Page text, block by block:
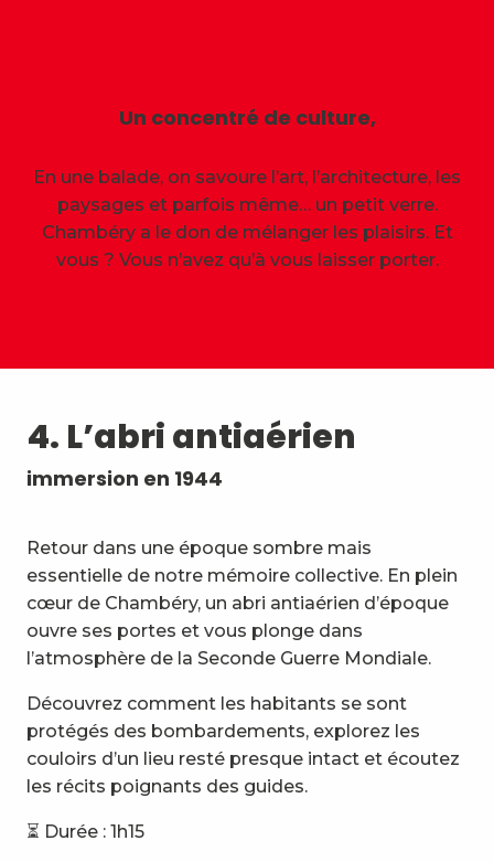
Un concentré de culture,
En une balade, on savoure l’art, l’architecture, les
paysages et parfois même… un petit verre.
Chambéry a le don de mélanger les plaisirs. Et
vous ? Vous n’avez qu’à vous laisser porter.
4. L’abri antiaérien
immersion en 1944
Retour dans une époque sombre mais
essentielle de notre mémoire collective. En plein
cœur de Chambéry, un abri antiaérien d’époque
ouvre ses portes et vous plonge dans
l’atmosphère de la Seconde Guerre Mondiale.
Découvrez comment les habitants se sont
protégés des bombardements, explorez les
couloirs d’un lieu resté presque intact et écoutez
les récits poignants des guides.
⏳ Durée : 1h15